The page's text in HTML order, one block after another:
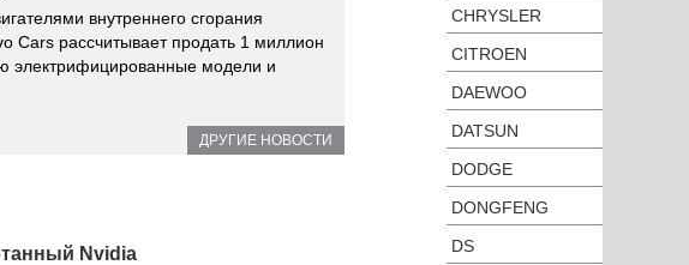
внутреннего сгорания
Cars рассчитывает продать 1 миллион
электрифицированные модели и
ДРУГИЕ НОВОСТИ
Nvidia
CHRYSLER
CITROEN
DAEWOO
DATSUN
DODGE
DONGFENG
DS